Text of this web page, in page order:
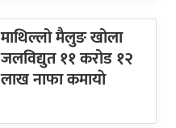
माथिल्लो मैलुङ खोला
जलविद्युत ११ करोड १२
लाख नाफा कमायाे